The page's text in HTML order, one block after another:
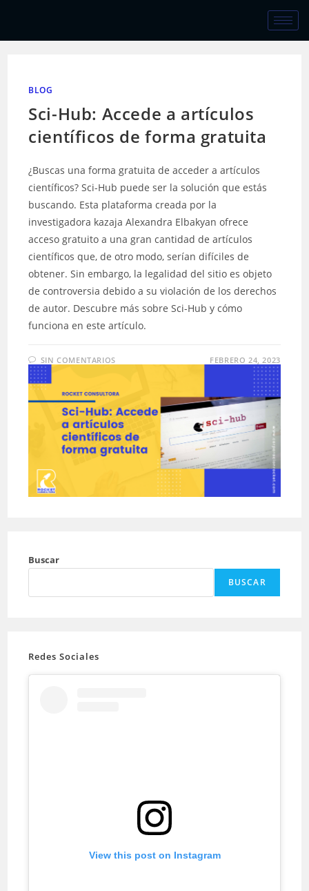
BLOG
Sci-Hub: Accede a artículos
científicos de forma gratuita
¿Buscas una forma gratuita de acceder a artículos
científicos? Sci-Hub puede ser la solución que estás
buscando. Esta plataforma creada por la
investigadora kazaja Alexandra Elbakyan ofrece
acceso gratuito a una gran cantidad de artículos
científicos que, de otro modo, serían difíciles de
obtener. Sin embargo, la legalidad del sitio es objeto
de controversia debido a su violación de los derechos
de autor. Descubre más sobre Sci-Hub y cómo
funciona en este artículo.
SIN COMENTARIOS FEBRERO 24, 2023
Buscar
BUSCAR
Redes Sociales
View this post on Instagram